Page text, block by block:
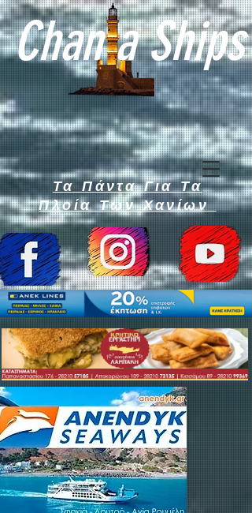
Chan a Ships
Τα Πάντα Για Τα
Πλοία Των Χανίων